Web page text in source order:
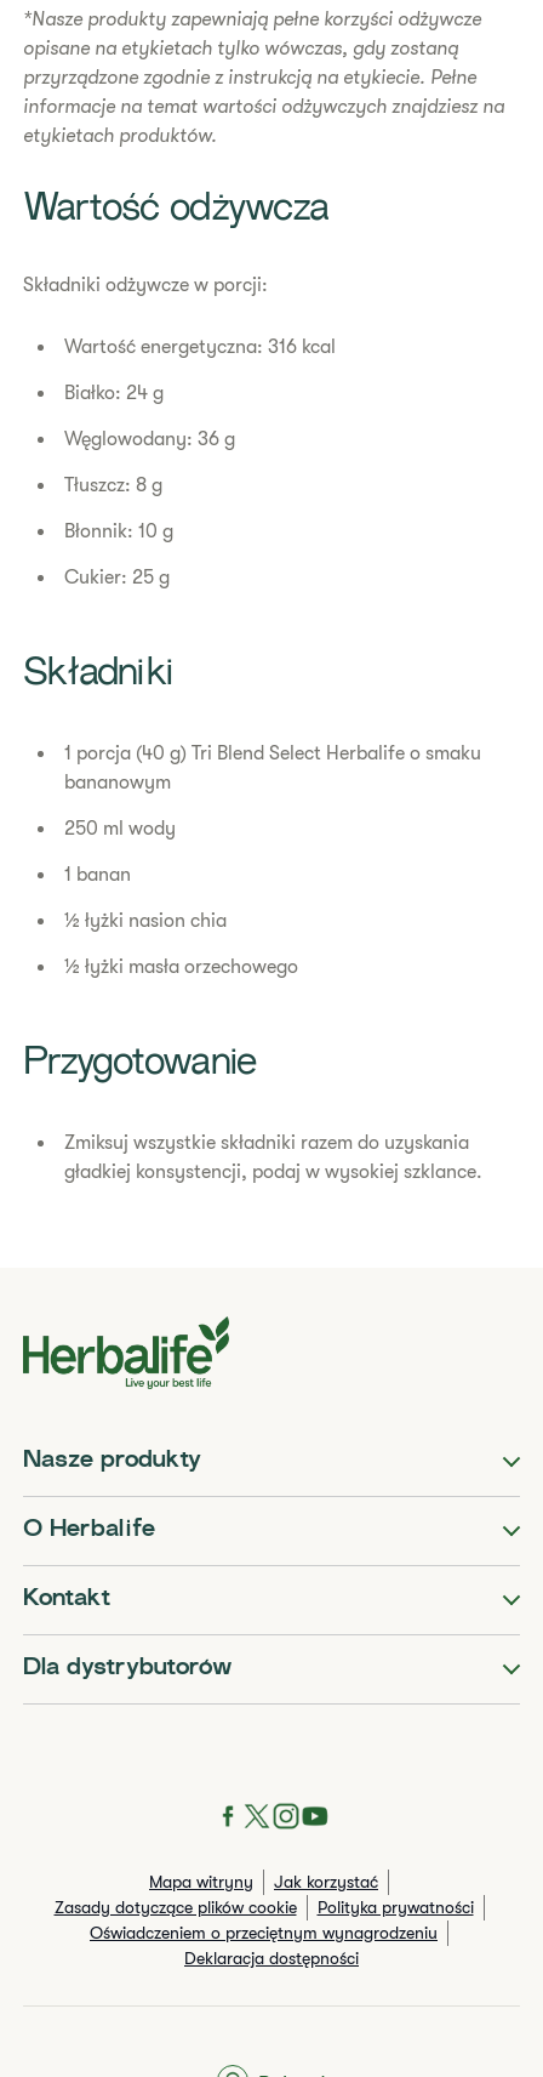
*Nasze produkty zapewniają pełne korzyści odżywcze
opisane na etykietach tylko wówczas, gdy zostaną
przyrządzone zgodnie z instrukcją na etykiecie. Pełne
informacje na temat wartości odżywczych znajdziesz na
etykietach produktów.
​Wartość odżywcza
Składniki odżywcze w porcji:
Wartość energetyczna: 316 kcal
Białko: 24 g
Węglowodany: 36 g
Tłuszcz: 8 g
Błonnik: 10 g
Cukier: 25 g
​Składniki
1 porcja (40 g) Tri Blend Select Herbalife o smaku
bananowym
250 ml wody
1 banan
½ łyżki nasion chia
½ łyżki masła orzechowego
​Przygotowanie
Zmiksuj wszystkie składniki razem do uzyskania
gładkiej konsystencji, podaj w wysokiej szklance.
Nasze produkty
O Herbalife
Kontakt
Dla dystrybutorów
Mapa witryny
Jak korzystać
Zasady dotyczące plików cookie
Polityka prywatności
Oświadczeniem o przeciętnym wynagrodzeniu
Deklaracja dostępności